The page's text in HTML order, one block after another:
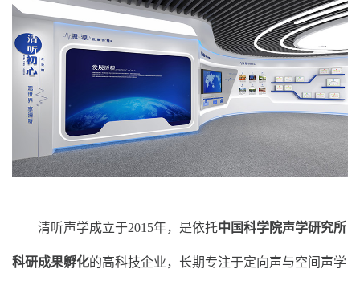
清听声学成立于2015年，是依托中国科学院声学研究所
科研成果孵化的高科技企业，长期专注于定向声与空间声学